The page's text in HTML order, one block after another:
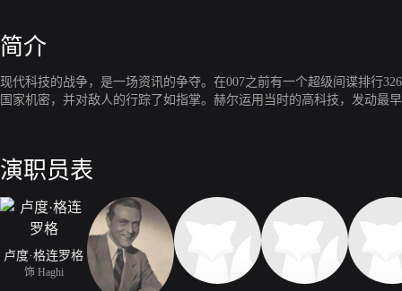
简介
现代科技的战争，是一场资讯的争夺。在007之前有一个超级间谍排行
国家机密，并对敌人的行踪了如指掌。赫尔运用当时的高科技，发动最
演职员表
卢度·格连罗格
饰 Haghi